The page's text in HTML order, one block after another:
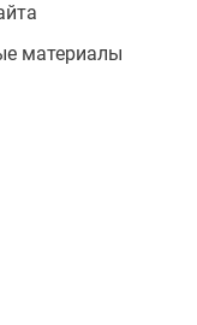
материалы